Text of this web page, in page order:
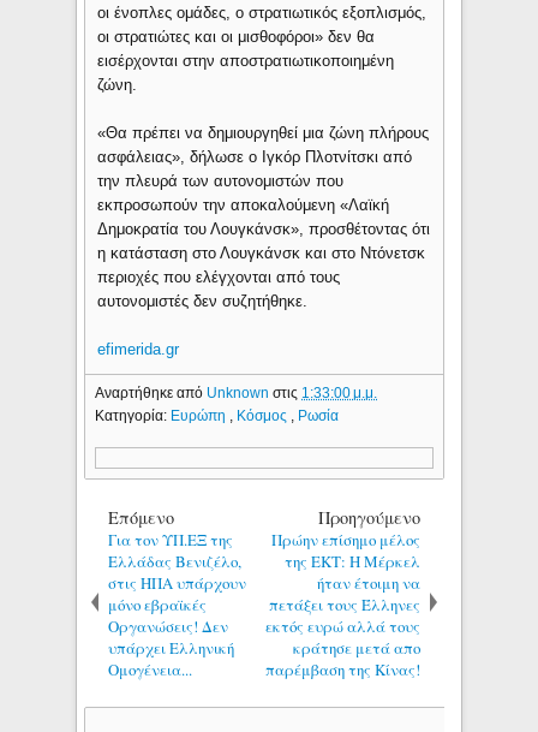
οι ένοπλες ομάδες, ο στρατιωτικός εξοπλισμός,
οι στρατιώτες και οι μισθοφόροι» δεν θα
εισέρχονται στην αποστρατιωτικοποιημένη
ζώνη.
«Θα πρέπει να δημιουργηθεί μια ζώνη πλήρους
ασφάλειας», δήλωσε ο Ιγκόρ Πλοτνίτσκι από
την πλευρά των αυτονομιστών που
εκπροσωπούν την αποκαλούμενη «Λαϊκή
Δημοκρατία του Λουγκάνσκ», προσθέτοντας ότι
η κατάσταση στο Λουγκάνσκ και στο Ντόνετσκ
περιοχές που ελέγχονται από τους
αυτονομιστές δεν συζητήθηκε.
efimerida.gr
Αναρτήθηκε από Unknownστις 1:33:00 μ.μ.
Κατηγορία: Ευρώπη Κόσμος Ρωσία
Επόμενο
Για τον ΥΠ.ΕΞ της
Ελλάδας Βενιζέλο,
στις ΗΠΑ υπάρχουν
μόνο εβραϊκές
Οργανώσεις! Δεν
υπάρχει Ελληνική
Ομογένεια...
Προηγούμενο
Πρώην επίσημο μέλος
της ΕΚΤ: Η Μέρκελ
ήταν έτοιμη να
πετάξει τους Έλληνες
εκτός ευρώ αλλά τους
κράτησε μετά απο
παρέμβαση της Κίνας!